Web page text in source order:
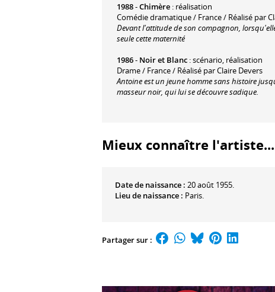
1988-Chimère : réalisation
Comédie dramatique / France / Réalisé par
Devant l'attitude de son compagnon,
seule cette maternité
1986- Noir et Blanc : scénario, réalisation
Drame / France / Réalisé par Claire Devers
Antoine est un jeune homme sans histoire
masseur noir, qui lui se découvre sadique.
Mieux connaître l'artiste...
Date de naissance : 20 août 1955.
Lieu de naissance : Paris.
Partager sur :